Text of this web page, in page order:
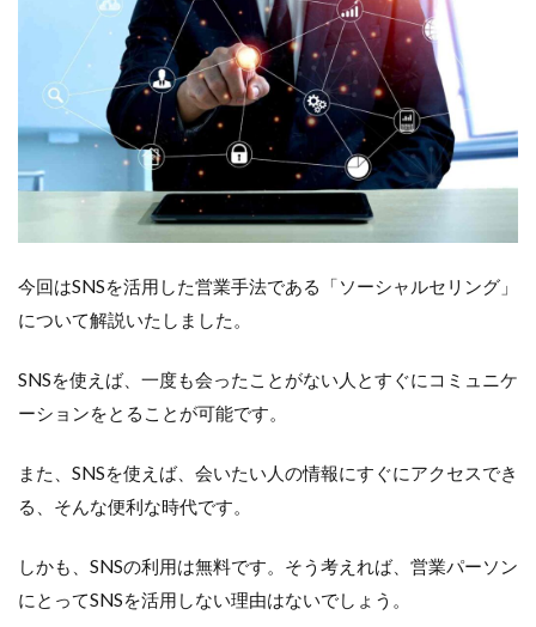
今回はSNSを活用した営業手法である「ソーシャルセリング」
について解説いたしました。
SNSを使えば、一度も会ったことがない人とすぐにコミュニケ
ーションをとることが可能です。
また、SNSを使えば、会いたい人の情報にすぐにアクセスでき
る、そんな便利な時代です。
しかも、SNSの利用は無料です。そう考えれば、営業パーソン
にとってSNSを活用しない理由はないでしょう。